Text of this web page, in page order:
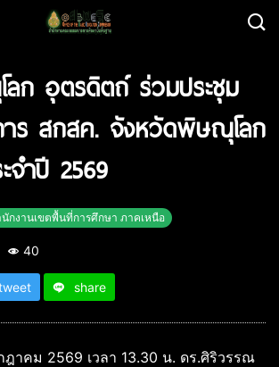
ก อุตรดิตถ์ ร่วมประชุม
ร สกสค. จังหวัดพิษณุโลก
จำปี 2569
นักงานเขตพื้นที่การศึกษา ภาคเหนือ
40
share
ฎาคม 2569 เวลา 13.30 น. ดร.ศิริวรรณ